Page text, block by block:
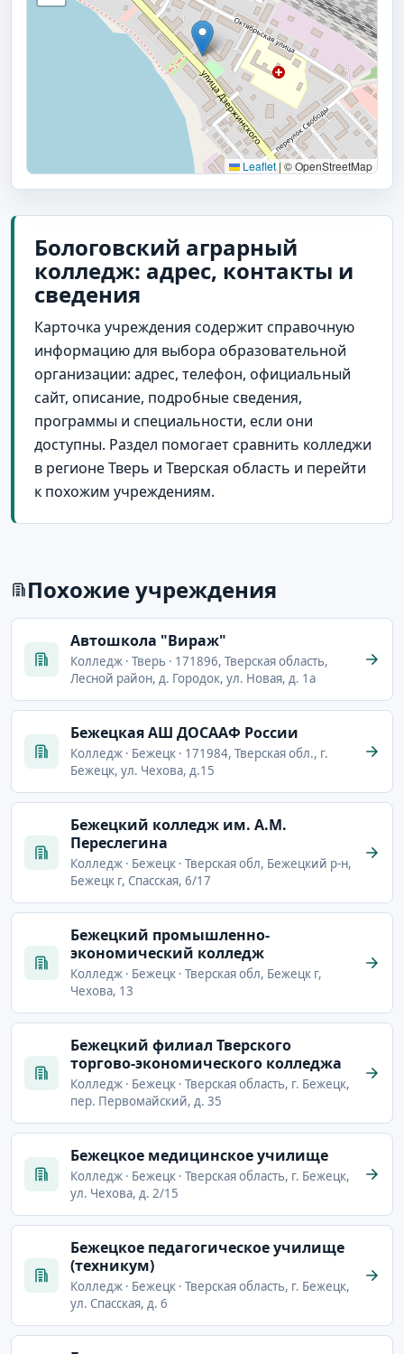
Leaflet|© OpenStreetMap
Бологовский аграрный
колледж: адрес, контакты и
сведения
Карточка учреждения содержит справочную
информацию для выбора образовательной
организации: адрес, телефон, официальный
сайт, описание, подробные сведения,
программы и специальности, если они
доступны. Раздел помогает сравнить колледжи
в регионе Тверь и Тверская область и перейти
к похожим учреждениям.
Похожие учреждения
Автошкола "Вираж"
Колледж · Тверь · 171896, Тверская область,
Лесной район, д. Городок, ул. Новая, д. 1а
Бежецкая АШ ДОСААФ России
Колледж · Бежецк · 171984, Тверская обл., г.
Бежецк, ул. Чехова, д.15
Бежецкий колледж им. А.М.
Переслегина
Колледж · Бежецк · Тверская обл, Бежецкий р-н,
Бежецк г, Спасская, 6/17
Бежецкий промышленно-
экономический колледж
Колледж · Бежецк · Тверская обл, Бежецк г,
Чехова, 13
Бежецкий филиал Тверского
торгово-экономического колледжа
Колледж · Бежецк · Тверская область, г. Бежецк,
пер. Первомайский, д. 35
Бежецкое медицинское училище
Колледж · Бежецк · Тверская область, г. Бежецк,
ул. Чехова, д. 2/15
Бежецкое педагогическое училище
(техникум)
Колледж · Бежецк · Тверская область, г. Бежецк,
ул. Спасская, д. 6